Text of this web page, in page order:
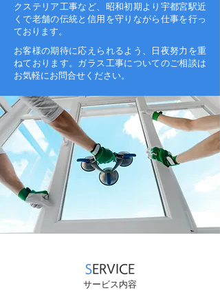
クステリア工事など、昭和初期より宇都宮駅近
くで老舗の伝統と信用を守りながら仕事を行っ
ております。
お客様の期待に応えられるよう、日夜努力を重
ねております。ガラス工事についてのご相談は
お気軽にお問合せください。
SERVICE
サービス内容